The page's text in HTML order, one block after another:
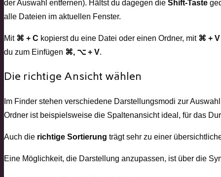
der Auswahl entfernen). Hältst du dagegen die Shift-Taste
alle Dateien im aktuellen Fenster.
Mit ⌘ + C kopierst du eine Datei oder einen Ordner, mit ⌘ + V
du zum Einfügen ⌘, ⌥ + V.
Die richtige Ansicht wählen
Im Finder stehen verschiedene Darstellungsmodi zur
Ordner ist beispielsweise die Spaltenansicht ideal, für das
Auch die richtige Sortierung trägt sehr zu einer
Eine Möglichkeit, die Darstellung anzupassen, ist über die